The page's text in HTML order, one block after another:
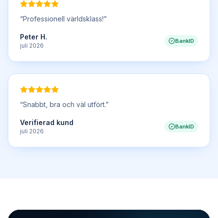
“Professionell världsklass!”
Peter H.
juli 2026
BankID
“Snabbt, bra och väl utfört.”
Verifierad kund
juli 2026
BankID